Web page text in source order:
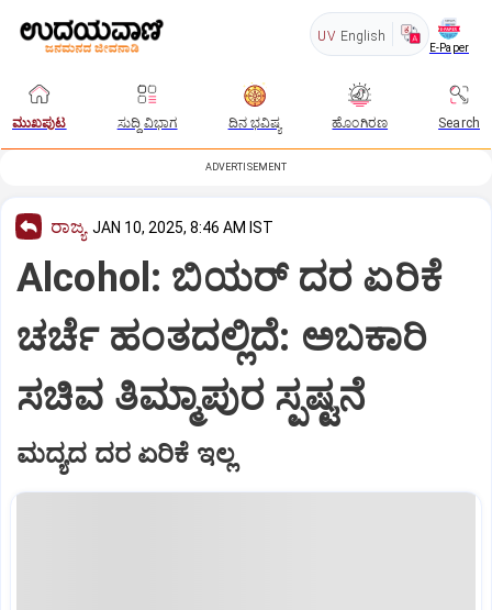
UV English
E-Paper
ಮುಖಪುಟ ಸುದ್ದಿ ವಿಭಾಗ ದಿನ ಭವಿಷ್ಯ ಹೊಂಗಿರಣ Search
ADVERTISEMENT
ರಾಜ್ಯ JAN 10, 2025, 8:46 AM IST
Alcohol: ಬಿಯರ್ ದರ ಏರಿಕೆ
ಚರ್ಚೆ ಹಂತದಲ್ಲಿದೆ: ಅಬಕಾರಿ
ಸಚಿವ ತಿಮ್ಮಾಪುರ ಸ್ಪಷ್ಟನೆ
ಮದ್ಯದ ದರ ಏರಿಕೆ ಇಲ್ಲ